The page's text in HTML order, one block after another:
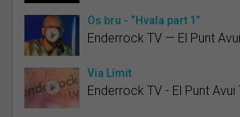
Ós bru - “Hvala part 1”
Enderrock TV — El Punt
Via Límit
Enderrock TV - El Punt Avui